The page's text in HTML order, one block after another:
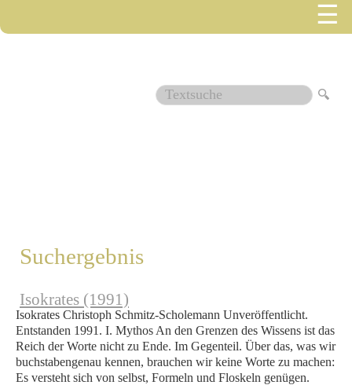
☰
Suchergebnis
Isokrates (1991)
Isokrates Christoph Schmitz-Scholemann Unveröffentlicht.
Entstanden 1991. I. Mythos An den Grenzen des Wissens ist das
Reich der Worte nicht zu Ende. Im Gegenteil. Über das, was wir
buchstabengenau kennen, brauchen wir keine Worte zu machen:
Es versteht sich von selbst, Formeln und Flos­keln genügen.